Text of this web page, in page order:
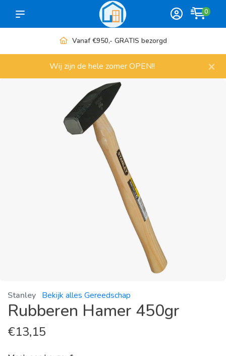
0
Vanaf €950,- GRATIS bezorgd
Wij zijn de hele zomer OPEN!! ×
Stanley Bekijk alles Gereedschap
Rubberen Hamer 450gr
€13,15